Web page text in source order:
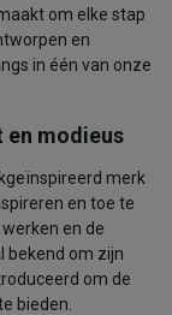
om elke stap
en
in één van onze
en modieus
merk
en toe te
en de
bekend om zijn
om de
bieden.